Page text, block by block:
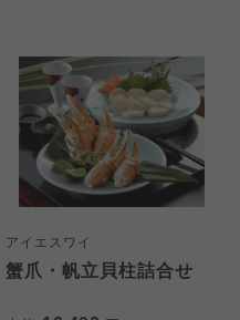
アイエスワイ
蟹爪・帆立貝柱詰合せ